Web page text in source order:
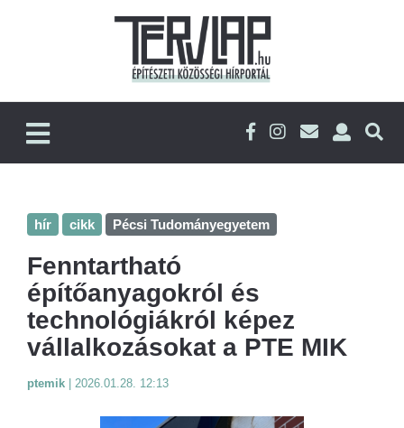
hír cikk Pécsi Tudományegyetem
Fenntartható
építőanyagokról és
technológiákról képez
vállalkozásokat a PTE MIK
ptemik 2026.01.28. 12:13